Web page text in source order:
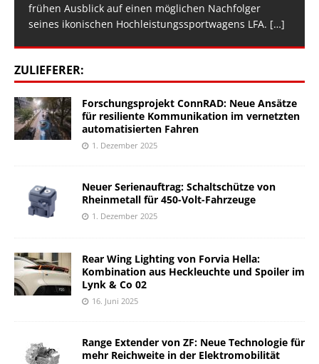
frühen Ausblick auf einen möglichen Nachfolger
seines ikonischen Hochleistungssportwagens LFA. […]
ZULIEFERER:
Forschungsprojekt ConnRAD: Neue Ansätze
für resiliente Kommunikation im vernetzten
automatisierten Fahren
1. Dezember 2025
Neuer Serienauftrag: Schaltschütze von
Rheinmetall für 450-Volt-Fahrzeuge
1. Dezember 2025
Rear Wing Lighting von Forvia Hella:
Kombination aus Heckleuchte und Spoiler im
Lynk & Co 02
16. Juni 2025
Range Extender von ZF: Neue Technologie für
mehr Reichweite in der Elektromobilität